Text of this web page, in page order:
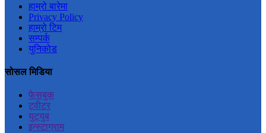
हाम्रो बारेमा
Privacy Policy
हाम्रो टिम
सम्पर्क
युनिकोड
सोसल मिडिया
फेसबुक
ट्वीटर
युट्युब
इन्स्टाग्राम